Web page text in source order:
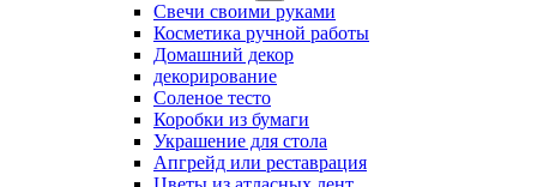
Свечи своими руками
Косметика ручной работы
Домашний декор
декорирование
Соленое тесто
Коробки из бумаги
Украшение для стола
Апгрейд или реставрация